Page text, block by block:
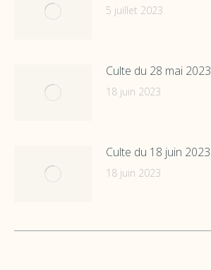
5 juillet 2023
Culte du 28 mai 2023
18 juin 2023
Culte du 18 juin 2023
18 juin 2023